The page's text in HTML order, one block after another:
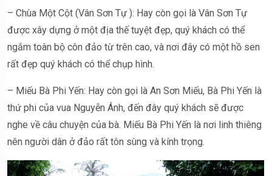
– Chùa Một Cột (Vân Sơn Tự ): Hay còn gọi là Vân Sơn Tự
được xây dựng ở một địa thế tuyệt đẹp, quý khách có thể
ngắm toàn bộ côn đảo từ trên cao, và nơi đây có một hồ sen
rất đẹp quý khách có thể chụp hình.
– Miếu Bà Phi Yến: Hay còn gọi là An Sơn Miếu, Bà Phi Yến là
thứ phi của vua Nguyễn Ánh, đến đây quý khách sẽ được
nghe về câu chuyện của bà. Miếu Bà Phi Yến là nơi linh thiêng
nên người dân ở đảo rất tôn sùng và kính trọng.